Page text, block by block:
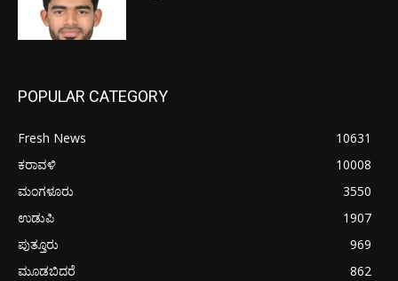
POPULAR CATEGORY
Fresh News
10631
ಕರಾವಳಿ
10008
ಮಂಗಳೂರು
3550
ಉಡುಪಿ
1907
ಪುತ್ತೂರು
969
ಮೂಡಬಿದರೆ
862